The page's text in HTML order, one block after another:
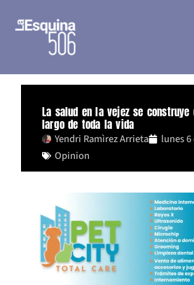
La salud en la vejez se
largo de toda la vida
Yendri Ramìrez Arrieta
lunes
Opinion